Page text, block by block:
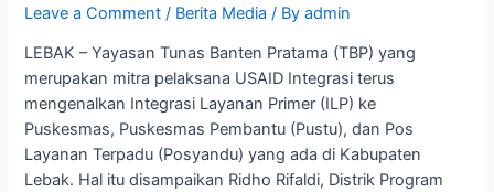
Leave a Comment / Berita Media / Byadmin
LEBAK – Yayasan Tunas Banten Pratama (TBP) yang
merupakan mitra pelaksana USAID Integrasi terus
mengenalkan Integrasi Layanan Primer (ILP) ke
Puskesmas, Puskesmas Pembantu (Pustu), dan Pos
Layanan Terpadu (Posyandu) yang ada di Kabupaten
Lebak. Hal itu disampaikan Ridho Rifaldi, Distrik Program